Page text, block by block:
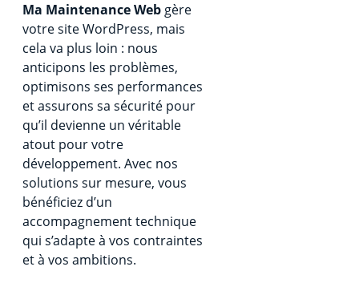
Ma Maintenance Webgère
votre site WordPress, mais
cela va plus loin : nous
anticipons les problèmes,
optimisons ses performances
et assurons sa sécurité pour
qu’il devienne un véritable
atout pour votre
développement. Avec nos
solutions sur mesure, vous
bénéficiez d’un
accompagnement technique
qui s’adapte à vos contraintes
et à vos ambitions.